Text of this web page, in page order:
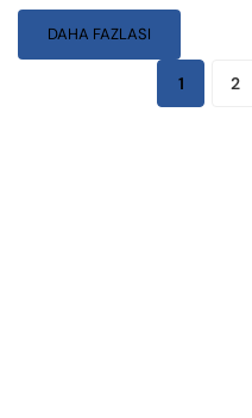
DAHA FAZLASI
1 2